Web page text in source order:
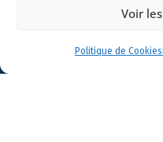
Voir
Politique de Cookies
Catherine –
1201 Genève –